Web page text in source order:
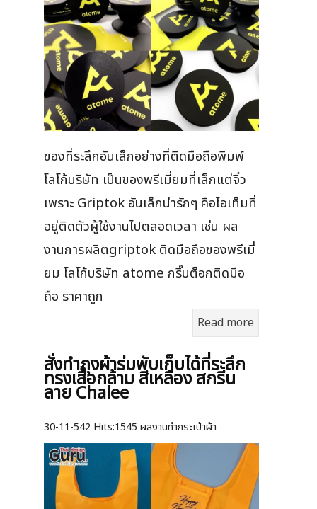
ของที่ระลึกอันเล็กอย่างที่ติดมือถือพิมพ์
โลโก้บริษัท เป็นของพรีเมี่ยมที่เล็กแต่จิ๋ว
เพราะ Griptok อันเล็กน่ารักๆ คือไอเท็มที่
อยู่ติดตัวผู้ใช้งานไปตลอดเวลา เช่น ผล
งานการผลิตgriptok ติดมือถือของพรีเมี่
ยม โลโก้บริษัท atome กริ๊บต็อกติดมือ
ถือ ราคาถูก
Read more
สั่งทำถุงผ้าร่มพับเก็บได้ที่ระลึก
ทรงเสื้อกล้าม สีเหลือง สกรีน
ลาย Chalee
30-11-542 Hits:1545 ผลงานทำกระเป๋าผ้า